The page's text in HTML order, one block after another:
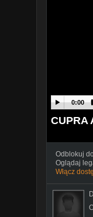
0:00
CUPRA
Odblokuj
Oglądaj
Włącz